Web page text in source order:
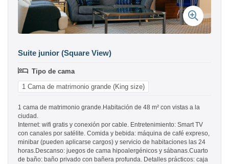
Suite junior (Square View)
Tipo de cama
1 Cama de matrimonio grande (King size)
1 cama de matrimonio grande.Habitación de 48 m² con vistas a la
ciudad.
Internet: wifi gratis y conexión por cable. Entretenimiento: Smart TV
con canales por satélite. Comida y bebida: máquina de café expreso,
minibar (pueden aplicarse cargos) y servicio de habitaciones las 24
horas.Descanso: juegos de cama hipoalergénicos y sábanas.Cuarto
de baño: baño privado con bañera profunda. Detalles prácticos: caja